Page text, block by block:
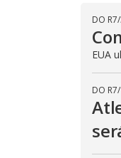
DO R7/
EUA
DO R7/